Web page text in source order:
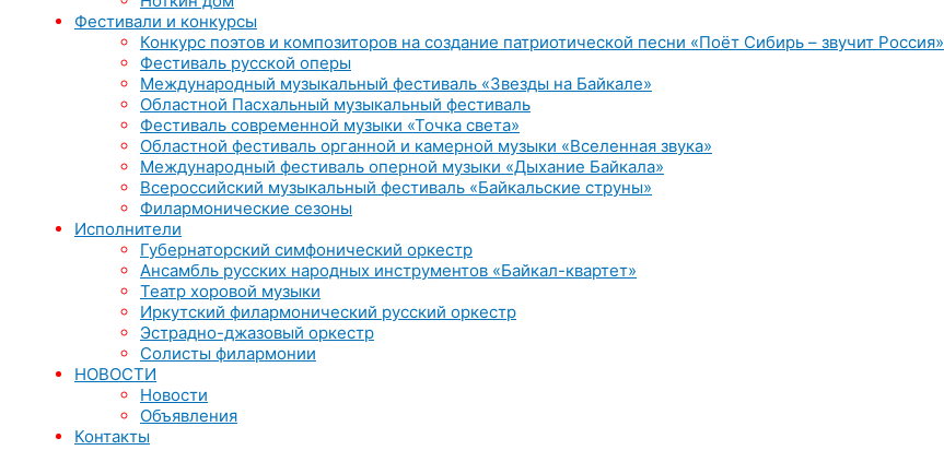
Фестивали и конкурсы
Конкурс поэтов и композиторов на создание патриотической песни «Поёт Сибирь – звучит Россия»
Фестиваль русской оперы
Международный музыкальный фестиваль «Звезды на Байкале»
Областной Пасхальный музыкальный фестиваль
Фестиваль современной музыки «Точка света»
Областной фестиваль органной и камерной музыки «Вселенная звука»
Международный фестиваль оперной музыки «Дыхание Байкала»
Всероссийский музыкальный фестиваль «Байкальские струны»
Филармонические сезоны
Исполнители
Губернаторский симфонический оркестр
Ансамбль русских народных инструментов «Байкал-квартет»
Театр хоровой музыки
Иркутский филармонический русский оркестр
Эстрадно-джазовый оркестр
Солисты филармонии
НОВОСТИ
Новости
Объявления
Контакты